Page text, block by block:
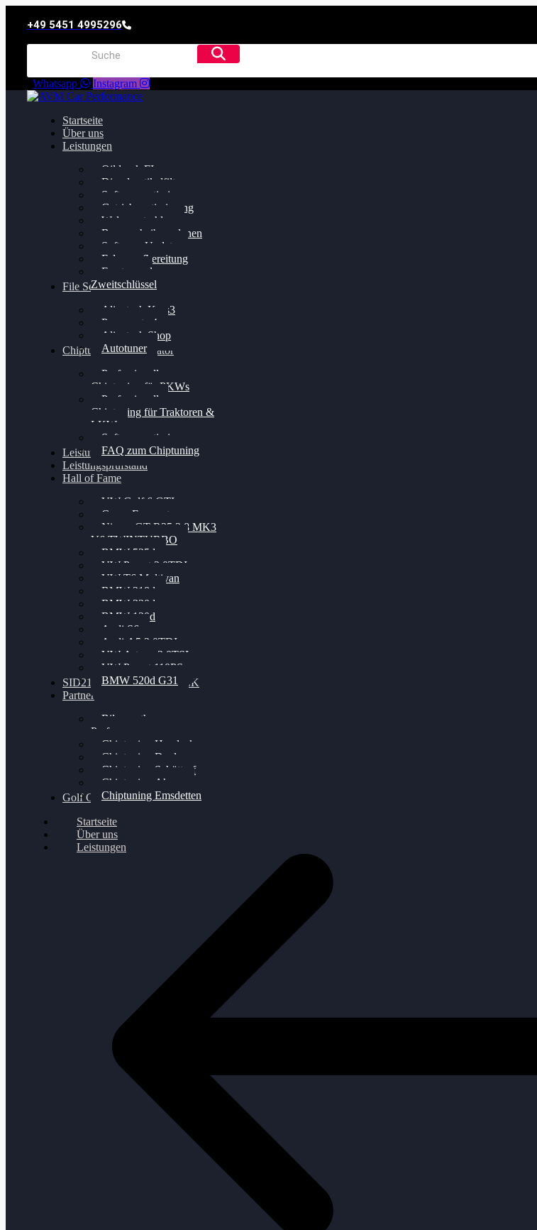
+49 5451 4995296
Whatsapp Instagram
Startseite
Über uns
Leistungen
Oildruck FIx
Dieselpartikelfilter
Softwareoptimierung
Getriebeoptimierung
Walnussstrahlen
Bremsscheiben planen
Software Update
Felgenaufbereitung
Ersatz- und
Zweitschlüssel
File Service
Alientech Kess3
Powergate 4
Alientech Shop
Autotuner
Chiptuning Konfigurator
Professionelles
Chiptuning für PKWs
Professionelles
Chiptuning für Traktoren &
LKW
Softwareoptimierung
FAQ zum Chiptuning
Leistungsmessung
Leistungsprüfstand
Hall of Fame
VW Golf 6 GTI
Cupra Formentor
Nissan GT-R35 3.8 MK3
V6 TWINTURBO
BMW 525d
VW Passat 2.0TDI
VW T6 Multivan
BMW 318d
BMW 320d
BMW 120d
Audi S6
Audi A5 3.0TDI
VW Arteon 2.0TSI
VW Passat 110PS
BMW 520d G31
SID212 / 212EVO UNLOCK
Partner
Bilgenroth
Performance
Chiptuning Herzlacke
Chiptuning Duelmen
Chiptuning Schüttorf
Chiptuning Ahaus
Chiptuning Emsdetten
Golf Gewinnspiel
Startseite
Über uns
Leistungen